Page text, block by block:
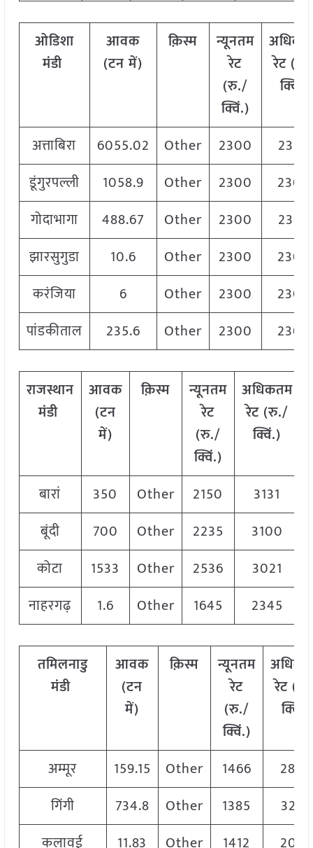
ओडिशा
मंडी
आवक
(टन में)
क़िस्म
न्यूनतम
रेट
(रु./
क्विं.)
रेट
क्विं.)
अत्ताबिरा 6055.02 Other 2300
2320
डूंगुरपल्ली
1058.9 Other 2300
2300
गोदाभागा
488.67 Other 2300
2320
झारसुगुडा
10.6 Other 2300
2300
करंजिया
6 Other 2300
2300
पांडकीताल
235.6 Other 2300 2300
राजस्थान
मंडी
आवक
(टन
में)
क़िस्म
न्यूनतम
रेट
(रु./
क्विं.)
अधिकतम
रेट (रु./
क्विं.)
बारां 350 Other 2150 3131
बूंदी
700 Other 2235 3100
कोटा
1533 Other 2536 3021
नाहरगढ़
1.6 Other 1645 2345
तमिलनाडु
मंडी
आवक
(टन
में)
क़िस्म
न्यूनतम
रेट
(रु./
क्विं.)
रेट
क्विं.)
अम्मूर 159.15 Other 1466
2868
गिंगी
734.8 Other 1385
3273